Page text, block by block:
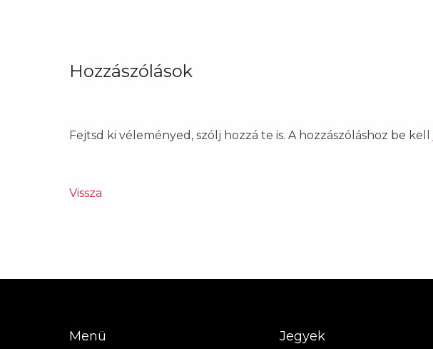
Hozzászólások
Fejtsd ki véleményed, szólj hozzá te is. A hozzászóláshoz be kell
Vissza
Menü Jegyek